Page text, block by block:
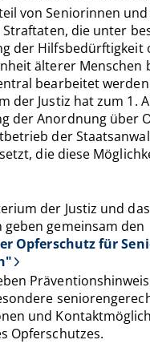
von Seniorinnen
Straftaten, die unter
der Hilfsbedürftigkeit
älterer Menschen
bearbeitet
der Justiz hat zum 1.
der Anordnung über
der
die diese
der Justiz und
geben gemeinsam den
Opferschutz für
und
Opferschutzes.